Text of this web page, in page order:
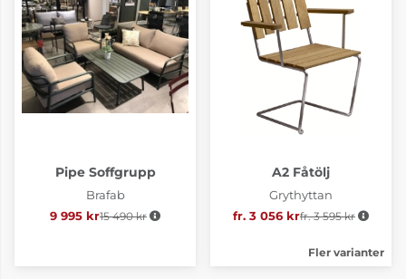
Pipe Soffgrupp
Brafab
9 995 kr Ordinarie pris:
15 490 kr
A2 Fåtölj
Grythyttan
fr. 3 056 krOrdinarie pris:
fr. 3 595 kr
Fler varianter